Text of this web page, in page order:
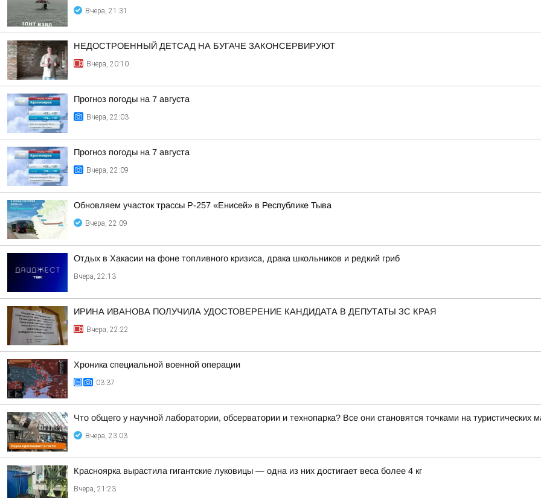
Вчера, 21:31
НЕДОСТРОЕННЫЙ ДЕТСАД НА БУГАЧЕ ЗАКОНСЕРВИРУЮТ
Вчера, 20:10
Прогноз погоды на 7 августа
Вчера, 22:03
Прогноз погоды на 7 августа
Вчера, 22:09
Обновляем участок трассы Р-257 «Енисей» в Республике Тыва
Вчера, 22:09
Отдых в Хакасии на фоне топливного кризиса, драка школьников и редкий гриб
Вчера, 22:13
ИРИНА ИВАНОВА ПОЛУЧИЛА УДОСТОВЕРЕНИЕ КАНДИДАТА В ДЕПУТАТЫ ЗС КРАЯ
Вчера, 22:22
Хроника специальной военной операции
03:37
Что общего у научной лаборатории, обсерватории и технопарка? Все они становятся точками на туристических
Вчера, 23:03
Красноярка вырастила гигантские луковицы — одна из них достигает веса более 4 кг
Вчера, 21:23